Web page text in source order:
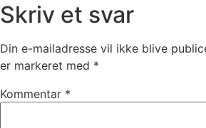
Skriv et svar
Din e-mailadresse vil ikke blive
er markeret med *
Kommentar *